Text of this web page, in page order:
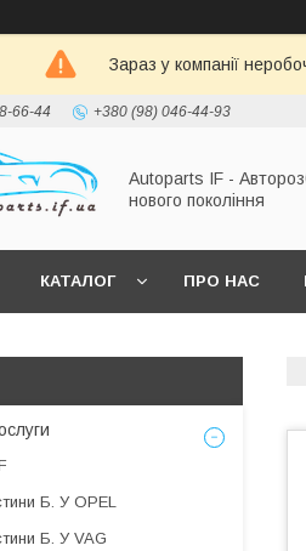
Зараз у компанії
66-44 +380 (98) 046-44-93
Autoparts IF -
нового покоління
КАТАЛОГ ПРО НАС
Б. У OPEL
Б. У VAG